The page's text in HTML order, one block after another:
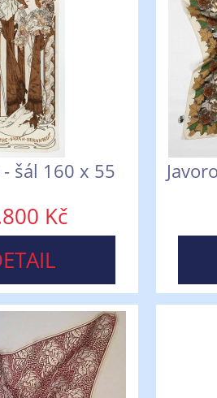
- šál 160 x 55
Kč